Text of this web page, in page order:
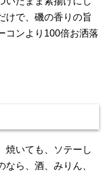
けで、磯の香りの旨
コンより100倍お洒落
焼いても、ソテーし
ら、酒、みりん、